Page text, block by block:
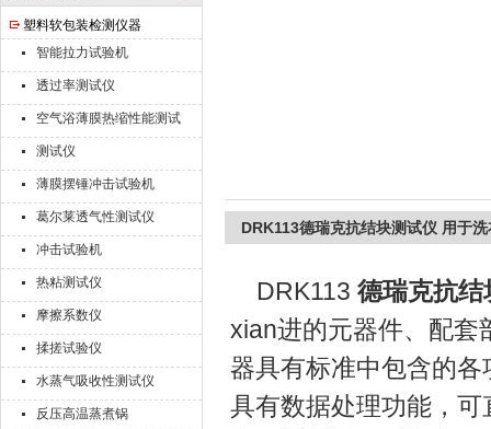
塑料软包装检测仪器
智能拉力试验机
透过率测试仪
空气浴薄膜热缩性能测试
仪
测试仪
薄膜摆锤冲击试验机
葛尔莱透气性测试仪
冲击试验机
热粘测试仪
摩擦系数仪
揉搓试验仪
水蒸气吸收性测试仪
反压高温蒸煮锅
DRK113德瑞克抗结块测试仪 用于
DRK113 德瑞克抗结
xian进的元器件、配套
器具有标准中包含的
具有数据处理功能，